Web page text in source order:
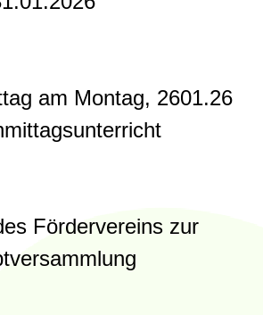
am Montag, 2601.26
Fördervereins zur